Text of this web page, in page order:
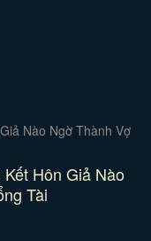
Hôn Giả Nào
Tài